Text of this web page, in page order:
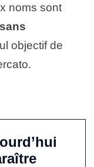
noms sont
sans
objectif de